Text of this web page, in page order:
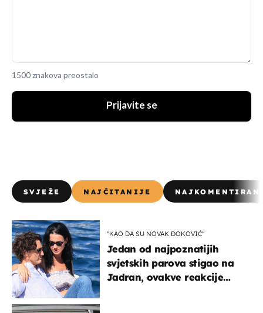
1500 znakova preostalo
Prijavite se
SVJEŽE NAJČITANIJE
"KAO DA SU NOVAK ĐOKOVIĆ"
Jedan od najpoznatijih
svjetskih parova stigao na
Jadran, ovakve reakcije